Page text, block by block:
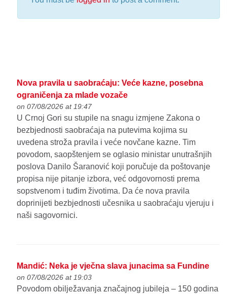
Nova pravila u saobraćaju: Veće kazne, posebna
ograničenja za mlade vozače
on 07/08/2026 at 19:47
U Crnoj Gori su stupile na snagu izmjene Zakona o
bezbjednosti saobraćaja na putevima kojima su
uvedena stroža pravila i veće novčane kazne. Tim
povodom, saopštenjem se oglasio ministar unutrašnjih
poslova Danilo Šaranović koji poručuje da poštovanje
propisa nije pitanje izbora, već odgovornosti prema
sopstvenom i tuđim životima. Da će nova pravila
doprinijeti bezbjednosti učesnika u saobraćaju vjeruju i
naši sagovornici.
Mandić: Neka je vječna slava junacima sa Fundine
on 07/08/2026 at 19:03
Povodom obilježavanja značajnog jubileja – 150 godina